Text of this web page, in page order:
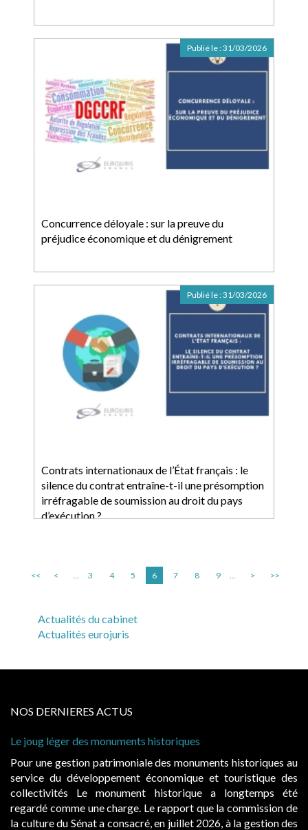
Concurrence déloyale : sur la preuve du
préjudice économique et du dénigrement
Publié le :31/03/2026
Contrats internationaux de l’État français : le
silence du contrat entraîne-t-il une présomption
irréfragable de soumission au droit du pays
d’exécution ?
Publié le :31/03/2026
<< < ... 3 4 5 6 7 8 9 ... > >>
Actualités du cabinet
Actualités eurojuris
NOS DERNIERES ACTUS
historiques
des monuments historiques au
et touristique des
historique a longtemps été
rapport que la commission de
en juillet 2026, à la gestion des
Cabines de plage : le juge
Evocatrices des bains de
également un beau sujet
public, elles donnent lieu au
d’occupation. Saisies par des